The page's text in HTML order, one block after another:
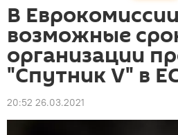
В
возможные
организации
"Спутник V" в
20:52 26.03.2021